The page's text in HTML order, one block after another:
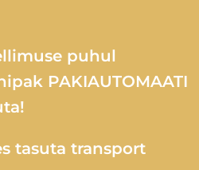
puhul
PAKIAUTOMAATI
tasuta transport